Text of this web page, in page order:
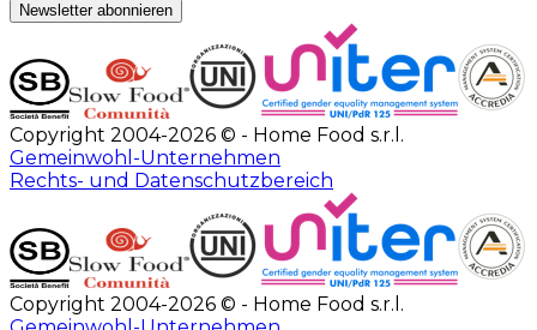
Newsletter abonnieren
Copyright 2004-2026 © - Home Food s.r.l.
Gemeinwohl-Unternehmen
Rechts- und Datenschutzbereich
Copyright 2004-2026 © - Home Food s.r.l.